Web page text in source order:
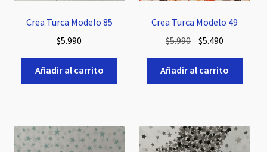
Crea Turca Modelo 85
$5.990
Añadir al carrito
Crea Turca Modelo 49
$5.990 El
original
era:
$5.490
actual
es:
Añadir al carrito